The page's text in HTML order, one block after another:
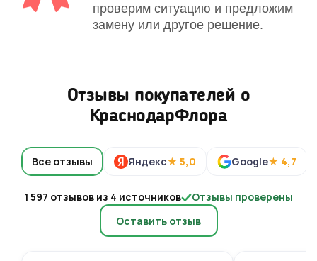
проверим ситуацию и предложим
замену или другое решение.
Отзывы покупателей о
КраснодарФлора
Все отзывы Яндекс★ 5,0 Google★ 4,7
1 597 отзывов из 4 источников
Отзывы проверены
Оставить отзыв